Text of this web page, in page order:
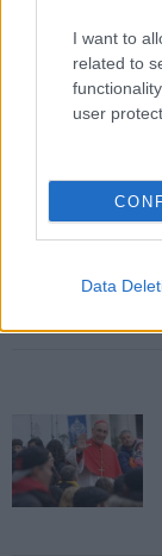
I want to
related to
user
Data